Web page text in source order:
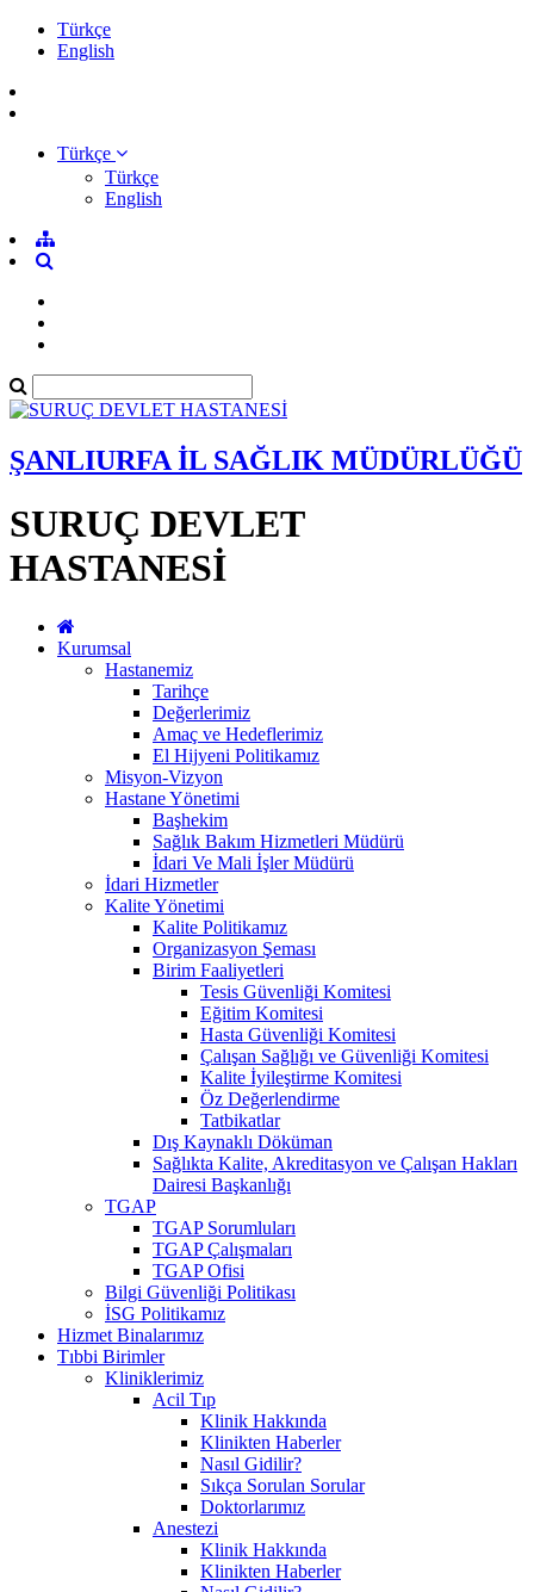
Türkçe
English
Türkçe
Türkçe
English
ŞANLIURFA İL SAĞLIK MÜDÜRLÜĞÜ
SURUÇ DEVLET
HASTANESİ
Kurumsal
Hastanemiz
Tarihçe
Değerlerimiz
Amaç ve Hedeflerimiz
El Hijyeni Politikamız
Misyon-Vizyon
Hastane Yönetimi
Başhekim
Sağlık Bakım Hizmetleri Müdürü
İdari Ve Mali İşler Müdürü
İdari Hizmetler
Kalite Yönetimi
Kalite Politikamız
Organizasyon Şeması
Birim Faaliyetleri
Tesis Güvenliği Komitesi
Eğitim Komitesi
Hasta Güvenliği Komitesi
Çalışan Sağlığı ve Güvenliği Komitesi
Kalite İyileştirme Komitesi
Öz Değerlendirme
Tatbikatlar
Dış Kaynaklı Döküman
Sağlıkta Kalite, Akreditasyon ve Çalışan Hakları
Dairesi Başkanlığı
TGAP
TGAP Sorumluları
TGAP Çalışmaları
TGAP Ofisi
Bilgi Güvenliği Politikası
İSG Politikamız
Hizmet Binalarımız
Tıbbi Birimler
Kliniklerimiz
Acil Tıp
Klinik Hakkında
Klinikten Haberler
Nasıl Gidilir?
Sıkça Sorulan Sorular
Doktorlarımız
Anestezi
Klinik Hakkında
Klinikten Haberler